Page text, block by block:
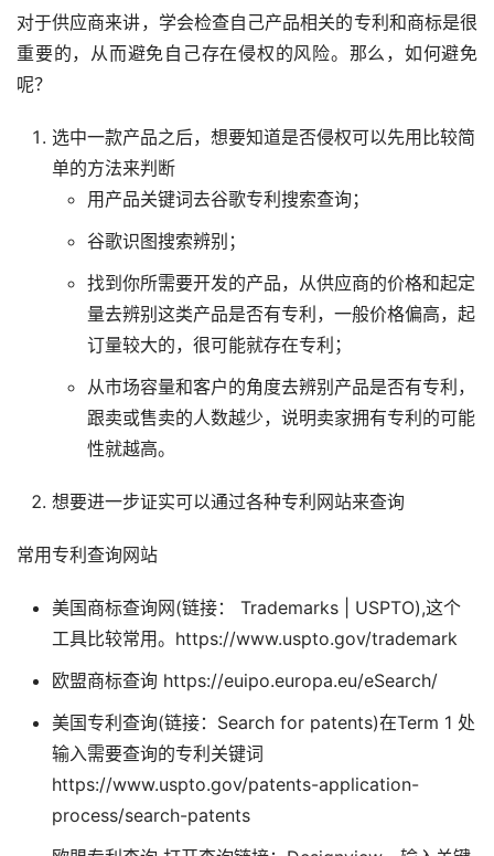
对于供应商来讲，学会检查自己产品相关的专利和商标是很
重要的，从而避免自己存在侵权的风险。那么，如何避免
呢？
选中一款产品之后，想要知道是否侵权可以先用比较简
单的方法来判断
用产品关键词去谷歌专利搜索查询；
谷歌识图搜索辨别；
找到你所需要开发的产品，从供应商的价格和起定
量去辨别这类产品是否有专利，一般价格偏高，起
订量较大的，很可能就存在专利；
从市场容量和客户的角度去辨别产品是否有专利，
跟卖或售卖的人数越少，说明卖家拥有专利的可能
性就越高。
想要进一步证实可以通过各种专利网站来查询
常用专利查询网站
美国商标查询网(链接： Trademarks | USPTO),这个
工具比较常用。https://www.uspto.gov/trademark
欧盟商标查询 https://euipo.europa.eu/eSearch/
美国专利查询(链接：Search for patents)在Term 1 处
输入需要查询的专利关键词
https://www.uspto.gov/patents-application-
process/search-patents